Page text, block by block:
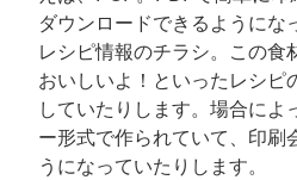
ダウンロードできるようにな
レシピ情報のチラシ。この食
おいしいよ！といったレシピ
していたりします。場合によ
ー形式で作られていて、印刷
うになっていたりします。